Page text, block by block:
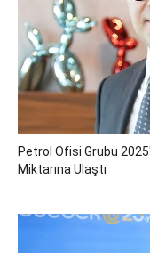
Petrol Ofisi Grubu
Miktarına Ulaştı